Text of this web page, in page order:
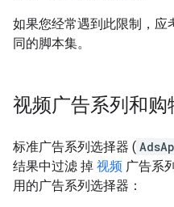
如果您经常遇到此限制，应
同的脚本集。
视频广告系列和购
标准广告系列选择器 (
结果中过滤 掉 视频 广告系
用的广告系列选择器：